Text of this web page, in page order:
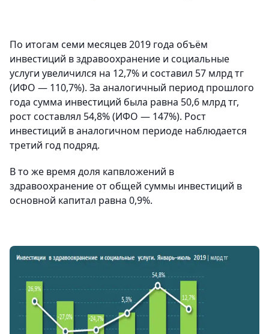
По итогам семи месяцев 2019 года объём
инвестиций в здравоохранение и социальные
услуги увеличился на 12,7% и составил 57 млрд тг
(ИФО — 110,7%). За аналогичный период прошлого
года сумма инвестиций была равна 50,6 млрд тг,
рост составлял 54,8% (ИФО — 147%). Рост
инвестиций в аналогичном периоде наблюдается
третий год подряд.
В то же время доля капвложений в
здравоохранение от общей суммы инвестиций в
основной капитал равна 0,9%.